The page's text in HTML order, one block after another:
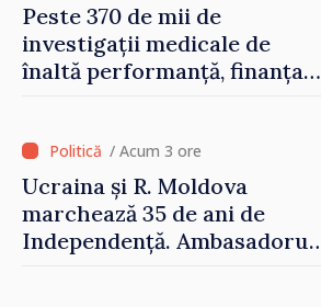
Peste 370 de mii de
investigații medicale de
înaltă performanță, finanțate
/ Acum 3 ore
Ucraina și R. Moldova
marchează 35 de ani de
Independență. Ambasadorul